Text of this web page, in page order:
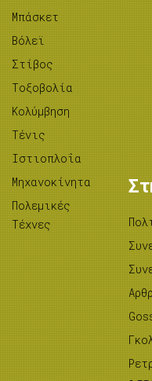
Μπάσκετ
Βόλεϊ
Στίβος
Tοξοβολία
Κολύμβηση
Τένις
Ιστιοπλοΐα
Μηχανοκίνητα
Πολεμικές
Τέχνες